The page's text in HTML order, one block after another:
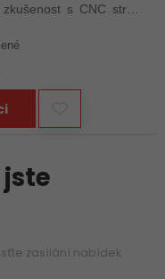
zasílání nabídek